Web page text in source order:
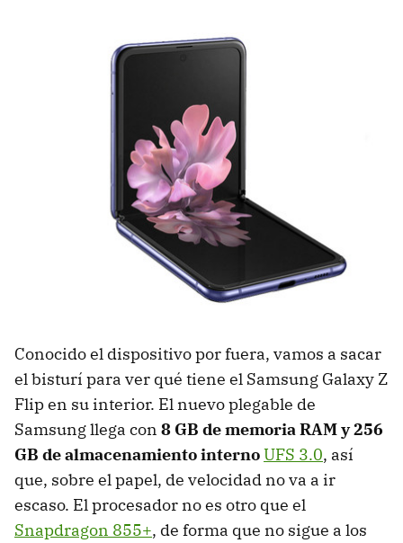
Conocido el dispositivo por fuera, vamos a sacar
el bisturí para ver qué tiene el Samsung Galaxy Z
Flip en su interior. El nuevo plegable de
Samsung llega con 8 GB de memoria RAM y 256
GB de almacenamiento internoUFS 3.0, así
que, sobre el papel, de velocidad no va a ir
escaso. El procesador no es otro que el
Snapdragon 855+, de forma que no sigue a los